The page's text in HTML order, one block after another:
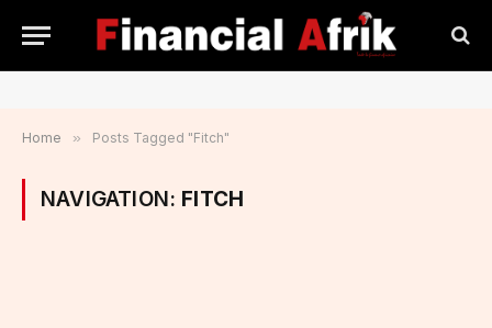
Home » Posts Tagged "Fitch"
NAVIGATION: FITCH